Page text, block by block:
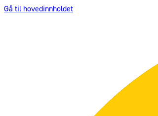
Gå til hovedinnholdet